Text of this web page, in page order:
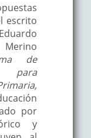
escrito
de
para
por
y